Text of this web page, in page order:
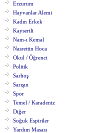
Erzurum
Hayvanlar Alemi
Kadın Erkek
Kayserili
Nam-ı Kemal
Nasrettin Hoca
Okul / Öğrenci
Politik
Sarhoş
Sarışın
Spor
Temel / Karadeniz
Diğer
Soğuk Espiriler
Yardım Masası